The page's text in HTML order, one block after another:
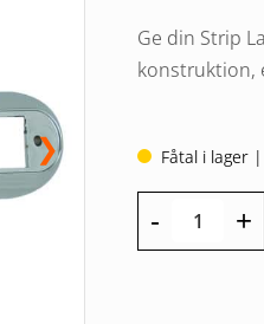
❯
Ge din Strip
konstruktion,
Fåtal i lager
- +